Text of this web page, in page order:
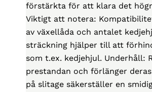
förstärkta för att klara det
Viktigt att notera:
av växellåda och antalet
sträckning hjälper till att
som t.ex. kedjehjul. Underhåll:
prestandan och förlänger
på slitage säkerställer en